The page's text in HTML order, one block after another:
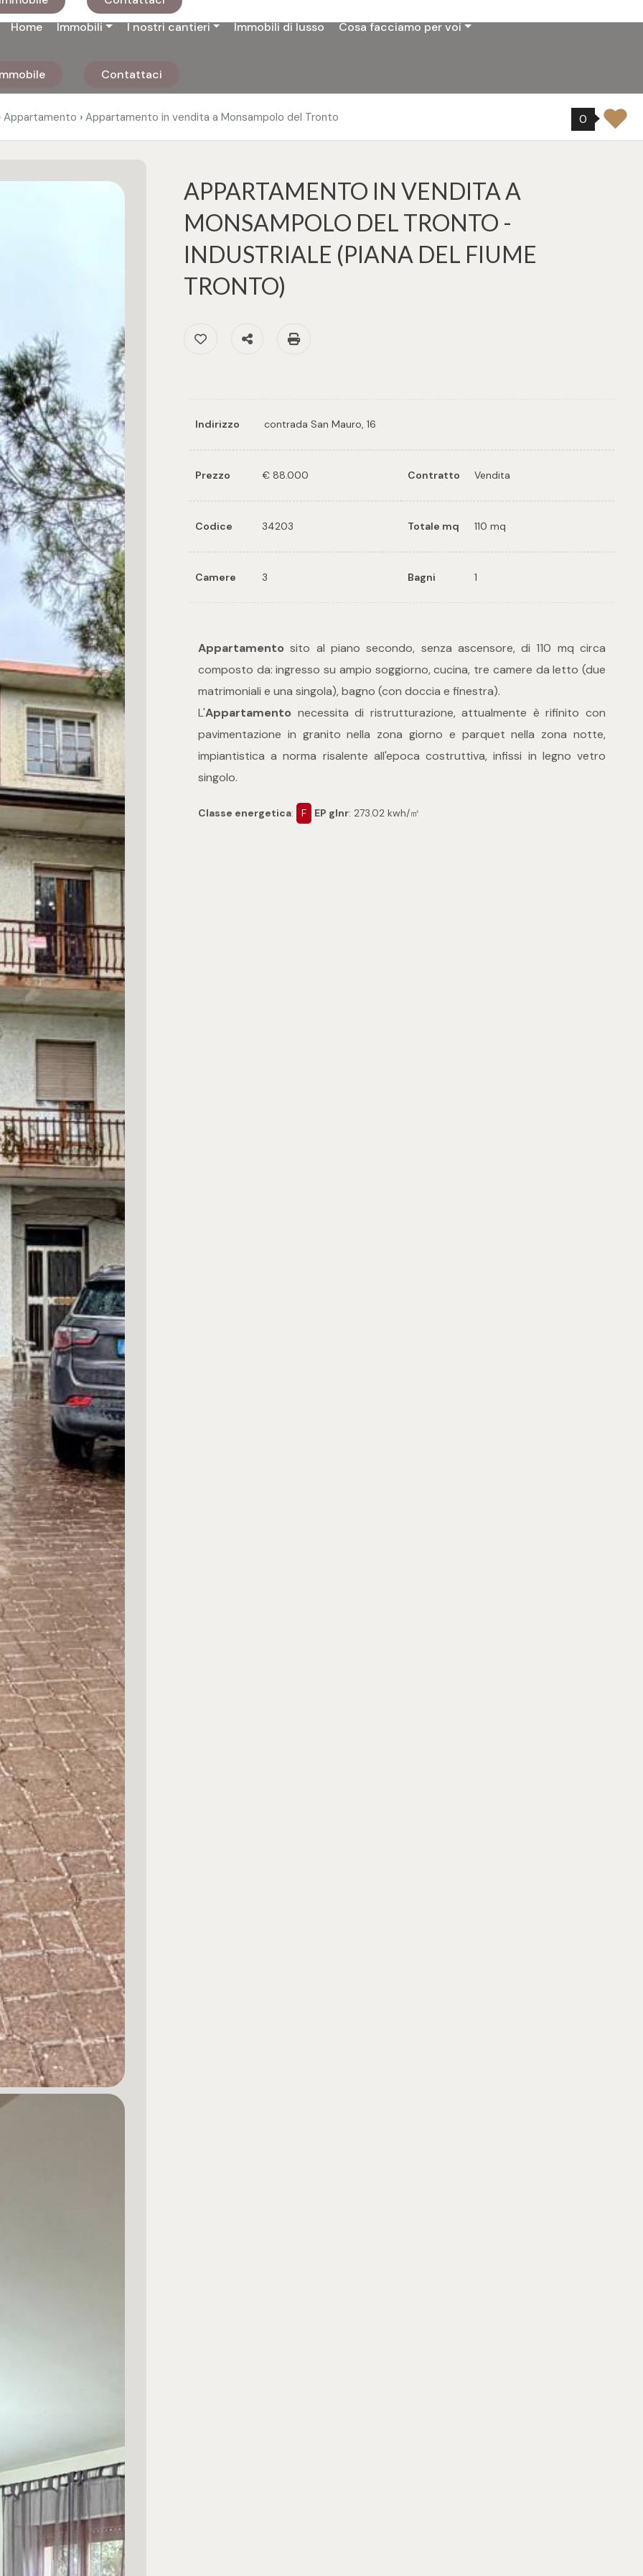
Home Immobili I nostri cantieri Immobili di lusso Cosa facciamo per voi
Contattaci
Appartamento › Appartamento in vendita a Monsampolo del Tronto 0
APPARTAMENTO IN VENDITA A
MONSAMPOLO DEL TRONTO -
INDUSTRIALE (PIANA DEL FIUME
TRONTO)
Preferiti: Cod. 34203
Condividi
Indirizzo contrada San Mauro, 16
Prezzo € 88.000 Contratto Vendita
Codice 34203 Totale mq 110 mq
Camere 3 Bagni 1
Appartamento sito al piano secondo, senza ascensore, di 110 mq circa
composto da: ingresso su ampio soggiorno, cucina, tre camere da letto (due
matrimoniali e una singola), bagno (con doccia e finestra).
L'Appartamento necessita di ristrutturazione, attualmente è rifinito con
pavimentazione in granito nella zona giorno e parquet nella zona notte,
impiantistica a norma risalente all'epoca costruttiva, infissi in legno vetro
singolo.
Classe energetica: F EP glnr: 273.02 kwh/㎡